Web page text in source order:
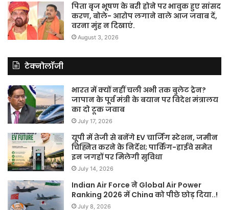
पिता बृज भूषण के बरी होने पर भावुक हुए सांसद
करण, बोले- आरोप लगाने वाले आज जवाब दें,
वरना मुंह न दिखाएं.
August 3, 2026
टेक्नोलॉजी
भारत में क्यों नहीं चली अभी तक बुलेट ट्रेन?
जापान के पूर्व मंत्री के बयान पर विदेश मंत्रालय
का दो टूक जवाब
July 17, 2026
यूपी में तेजी से बनेंगे EV चार्जिंग स्टेशन, जमीन
चिह्नित करने के निर्देश; पार्किंग-हाईवे समेत
इन जगहों पर मिलेगी सुविधा
July 14, 2026
Indian Air Force ने Global Air Power
Ranking 2026 में China को पीछे छोड़ दिया..!
July 8, 2026